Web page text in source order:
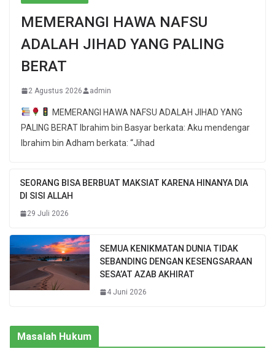
MEMERANGI HAWA NAFSU
ADALAH JIHAD YANG PALING
BERAT
2 Agustus 2026 admin
MEMERANGI HAWA NAFSU ADALAH JIHAD YANG
PALING BERAT Ibrahim bin Basyar berkata: Aku mendengar
Ibrahim bin Adham berkata: “Jihad
SEORANG BISA BERBUAT MAKSIAT KARENA HINANYA DIA
DI SISI ALLAH
29 Juli 2026
SEMUA KENIKMATAN DUNIA TIDAK
SEBANDING DENGAN KESENGSARAAN
SESA’AT AZAB AKHIRAT
4 Juni 2026
Masalah Hukum